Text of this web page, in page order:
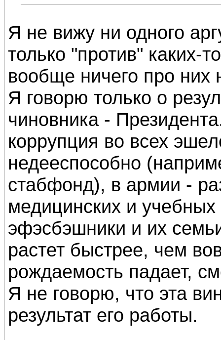
Я не вижу ни одного
только "против" каких-
вообще ничего про них
Я говорю только о
чиновника -
коррупция во всех
недееспособно
стабфонд), в армии -
медицинских и
эфэсбэшники и их
растет быстрее, чем
рождаемость падает,
Я не говорю, что эта
результат его работы.